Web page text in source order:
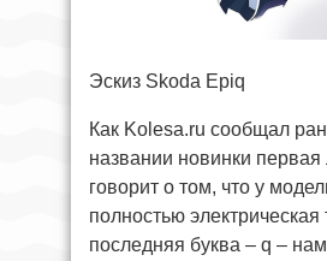
Эскиз Skoda Epiq
Как Kolesa.ru сообщал
названии новинки первая
говорит о том, что у
полностью электрическая
последняя буква – q –